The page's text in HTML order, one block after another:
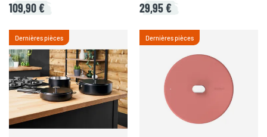
109,90 € 29,95 €
Dernières pièces Dernières pièces